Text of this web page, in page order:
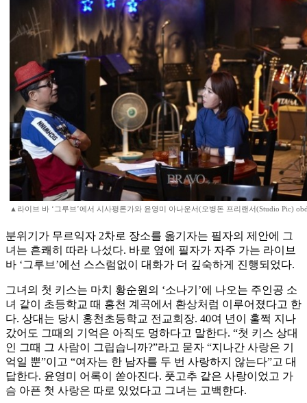
▲라이브 바 ‘그루브’에서 시사평론가와 윤영미 아나운서(오병돈 프리랜서(Studio Pic)
분위기가 무르익자 2차로 장소를 옮기자는 필자의 제안에 그
녀는 흔쾌히 따라 나섰다. 바로 옆에 필자가 자주 가는 라이브
바 ‘그루브’에선 스스럼없이 대화가 더 깊숙하게 진행되었다.
그녀의 첫 키스는 마치 황순원의 ‘소나기’에 나오는 주인공 소
녀 같이 초등학교 때 홍천 계곡에서 환상처럼 이루어졌다고 한
다. 상대는 당시 홍천초등학교 전교회장. 40여 년이 훌쩍 지나
갔어도 그때의 기억은 아직도 멍하다고 말한다. “첫 키스 상대
인 그때 그 사람이 그립습니까?”라고 묻자 “지나간 사랑은 기
억일 뿐”이고 “여자는 한 남자를 두 번 사랑하지 않는다”고 대
답한다. 윤영미 어록이 쏟아진다. 풋고추 같은 사랑이었고 가
슴 아픈 첫 사랑은 따로 있었다고 그녀는 고백한다.